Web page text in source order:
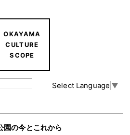
OKAYAMA
CULTURE
SCOPE
Select Language ▼
園の今とこれから